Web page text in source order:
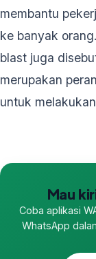
membantu
ke banyak
blast juga
merupakan
untuk
Mau
Coba aplikasi
WhatsApp